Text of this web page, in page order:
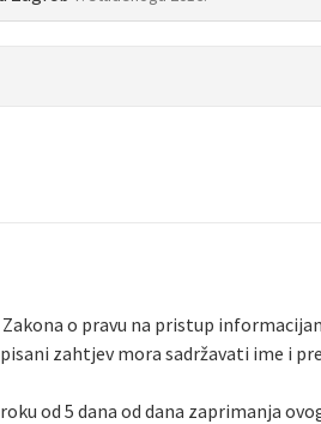
o pravu na pristup
zahtjev mora sadržavati ime i
od 5 dana od dana zaprimanja